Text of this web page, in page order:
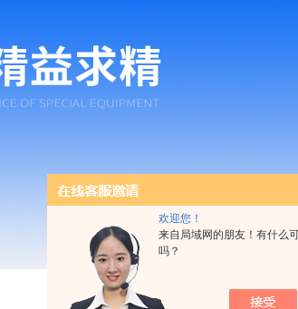
欢迎您！
来自局域网的朋友！有什么
吗？